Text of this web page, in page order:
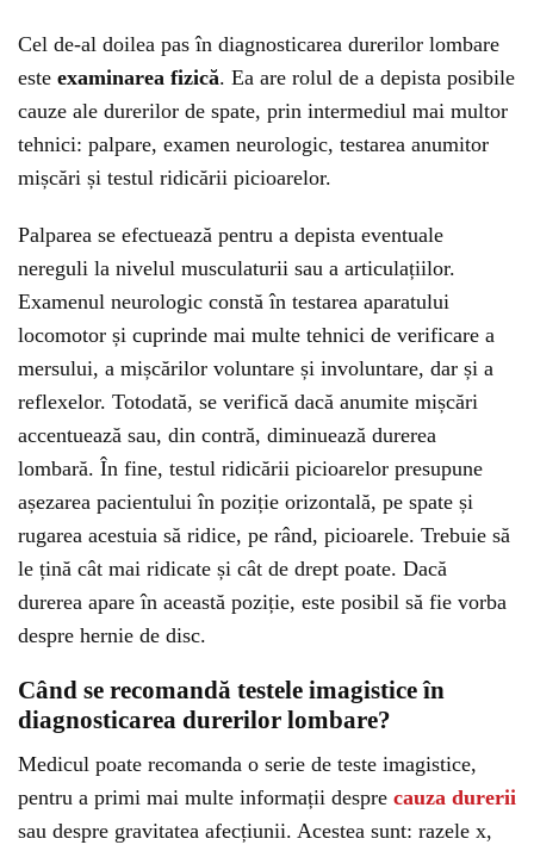
Cel de-al doilea pas în diagnosticarea durerilor lombare
este examinarea fizică. Ea are rolul de a depista posibile
cauze ale durerilor de spate, prin intermediul mai multor
tehnici: palpare, examen neurologic, testarea anumitor
mișcări și testul ridicării picioarelor.
Palparea se efectuează pentru a depista eventuale
nereguli la nivelul musculaturii sau a articulațiilor.
Examenul neurologic constă în testarea aparatului
locomotor și cuprinde mai multe tehnici de verificare a
mersului, a mișcărilor voluntare și involuntare, dar și a
reflexelor. Totodată, se verifică dacă anumite mișcări
accentuează sau, din contră, diminuează durerea
lombară. În fine, testul ridicării picioarelor presupune
așezarea pacientului în poziție orizontală, pe spate și
rugarea acestuia să ridice, pe rând, picioarele. Trebuie să
le țină cât mai ridicate și cât de drept poate. Dacă
durerea apare în această poziție, este posibil să fie vorba
despre hernie de disc.
Când se recomandă testele imagistice în
diagnosticarea durerilor lombare?
Medicul poate recomanda o serie de teste imagistice,
pentru a primi mai multe informații despre cauza durerii
sau despre gravitatea afecțiunii. Acestea sunt: razele x,